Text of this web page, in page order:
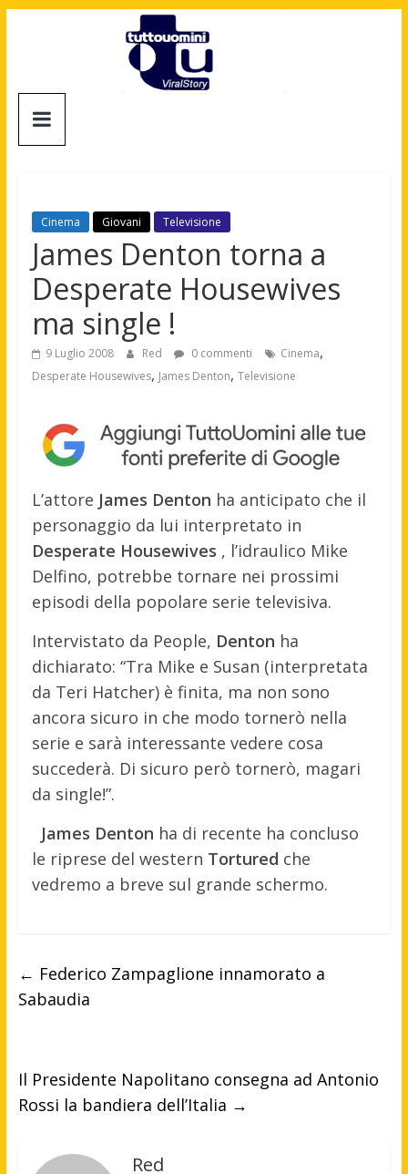
Tuttouomini
Motori,
gay
news
moda
maschile
Cinema Giovani Televisione
James Denton torna a
Desperate Housewives
ma single !
9 Luglio 2008 Red 0 commenti Cinema,
Desperate Housewives, James Denton, Televisione
L’attore James Denton ha anticipato che il
personaggio da lui interpretato in
Desperate Housewives , l’idraulico Mike
Delfino, potrebbe tornare nei prossimi
episodi della popolare serie televisiva.
Intervistato da People, Denton ha
dichiarato: “Tra Mike e Susan (interpretata
da Teri Hatcher) è finita, ma non sono
ancora sicuro in che modo tornerò nella
serie e sarà interessante vedere cosa
succederà. Di sicuro però tornerò, magari
da single!”.
James Denton ha di recente ha concluso
le riprese del western Tortured che
vedremo a breve sul grande schermo.
← Federico Zampaglione innamorato a
Sabaudia
Il Presidente Napolitano consegna ad Antonio
Rossi la bandiera dell’Italia →
Red